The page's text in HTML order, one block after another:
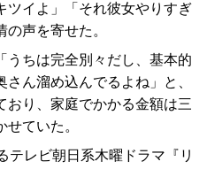
ツイよ」「それ彼女やりすぎ
声を寄せた。
うちは完全別々だし、基本的
ん溜め込んでるよね」と、
おり、家庭でかかる金額は三
ていた。
テレビ朝日系木曜ドラマ『リ